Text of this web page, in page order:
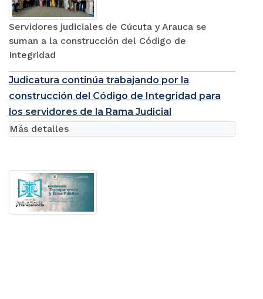
Servidores judiciales de Cúcuta y Arauca se
suman a la construcción del Código de
Integridad
Judicatura continúa trabajando por la
construcción del Código de Integridad para
los servidores de la Rama Judicial
Más detalles